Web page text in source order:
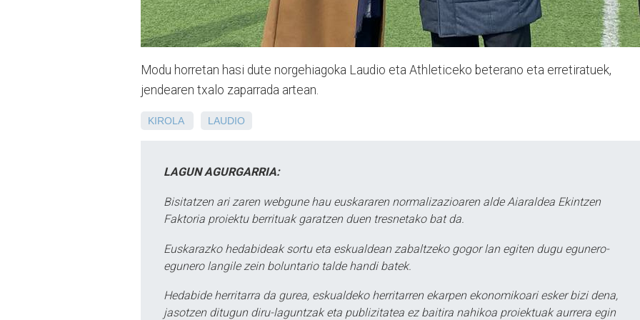
Modu horretan hasi dute norgehiagoka Laudio eta Athleticeko beterano eta erretiratuek,
jendearen txalo zaparrada artean.
KIROLA LAUDIO
LAGUN AGURGARRIA:
Bisitatzen ari zaren webgune hau euskararen normalizazioaren alde Aiaraldea Ekintzen
Faktoria proiektu berrituak garatzen duen tresnetako bat da.
Euskarazko hedabideak sortu eta eskualdean zabaltzeko gogor lan egiten dugu egunero-
egunero langile zein boluntario talde handi batek.
Hedabide herritarra da gurea, eskualdeko herritarren ekarpen ekonomikoari esker bizi dena,
jasotzen ditugun diru-laguntzak eta publizitatea ez baitira nahikoa proiektuak aurrera egin